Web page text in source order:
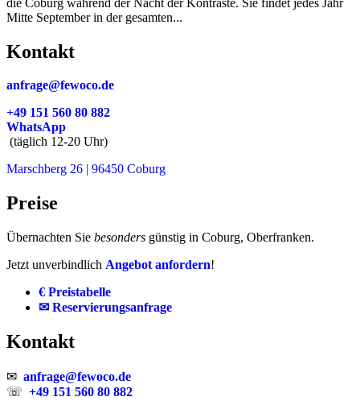
Mitte September in der gesamten...
Kontakt
anfrage@fewoco.de
+49 151 560 80 882
WhatsApp
(täglich 12-20 Uhr)
Marschberg 26 | 96450 Coburg
Preise
Übernachten Sie besonders günstig in Coburg, Oberfranken.
Jetzt unverbindlich Angebot anfordern!
€ Preistabelle
✉ Reservierungsanfrage
Kontakt
✉ anfrage@fewoco.de
☏ +49 151 560 80 882